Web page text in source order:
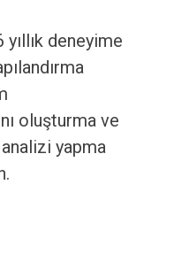
deneyime
oluşturma ve
yapma